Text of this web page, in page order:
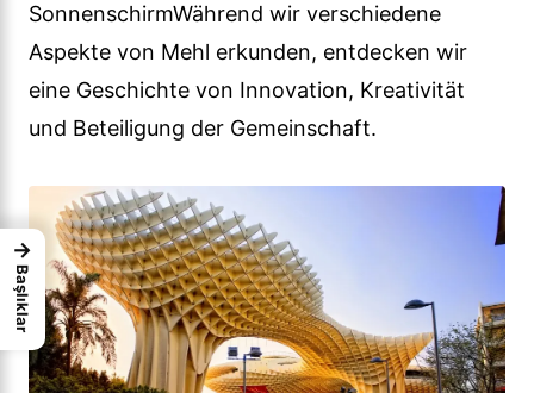
SonnenschirmWährend wir verschiedene
Aspekte von Mehl erkunden, entdecken wir
eine Geschichte von Innovation, Kreativität
und Beteiligung der Gemeinschaft.
→
Başlıklar